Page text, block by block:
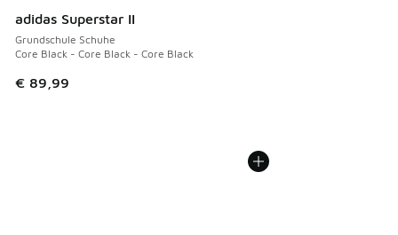
adidas Superstar II
Grundschule Schuhe
Core Black - Core Black - Core Black
€ 89,99